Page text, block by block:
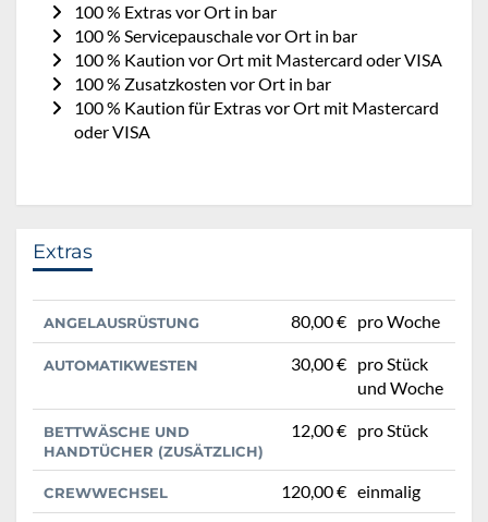
100 % Extras vor Ort in bar
100 % Servicepauschale vor Ort in bar
100 % Kaution vor Ort mit Mastercard oder VISA
100 % Zusatzkosten vor Ort in bar
100 % Kaution für Extras vor Ort mit Mastercard
oder VISA
Extras
ANGELAUSRÜSTUNG 80,00 € pro Woche
AUTOMATIKWESTEN 30,00 € pro Stück
und Woche
BETTWÄSCHE UND
HANDTÜCHER (ZUSÄTZLICH)
12,00 € pro Stück
CREWWECHSEL 120,00 € einmalig